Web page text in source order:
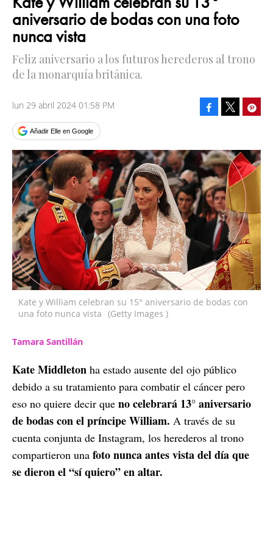
aniversario de bodas con una foto
nunca vista
Feliz aniversario a los futuros herederos al trono
de la monarquía británica.
lun 29 abril 2024 01:58 PM
Añadir Elle en Google
Facebook
Kate y William celebran su 15° aniversario de bodas con
una foto nunca vista (Getty Images )
Tamara Santillán
Kate Middleton ha estado ausente del ojo público
debido a su tratamiento para combatir el cáncer pero
eso no quiere decir que no celebrará 13° aniversario
de bodas con el príncipe William. A través de su
cuenta conjunta de Instagram, los herederos al trono
compartieron una foto nunca antes vista del día que
se dieron el “sí quiero” en altar.